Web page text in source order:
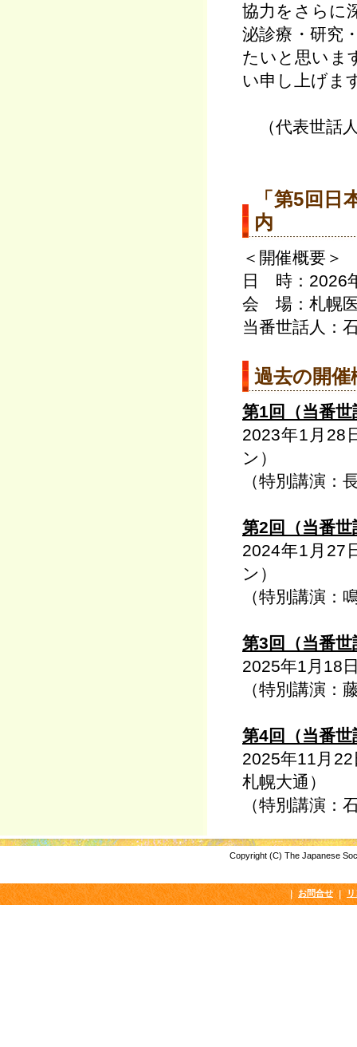
協力をさらに
泌診療・研究
たいと思いま
い申し上げま
（代表世話
「第5回
内
＜開催概要＞
日 時：2026
会 場：札幌
当番世話人：
過去の開催
第1回（当番
2023年1月28
ン）
（特別講演：
第2回（当番
2024年1月27
ン）
（特別講演：
第3回（当番
2025年1月18
（特別講演：
第4回（当番
2025年11月
札幌大通）
（特別講演：
Copyright (C) The Japanese
｜ お問合せ｜